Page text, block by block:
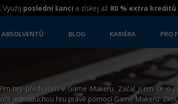
poslední šanci a získej až 80 % extra kreditů
ABSOLVENTŮ BLOG KARIÉRA PRO
hry především v Game Makeru. Začal jsem se o
jednoduchou hru právě pomocí Game Makeru.